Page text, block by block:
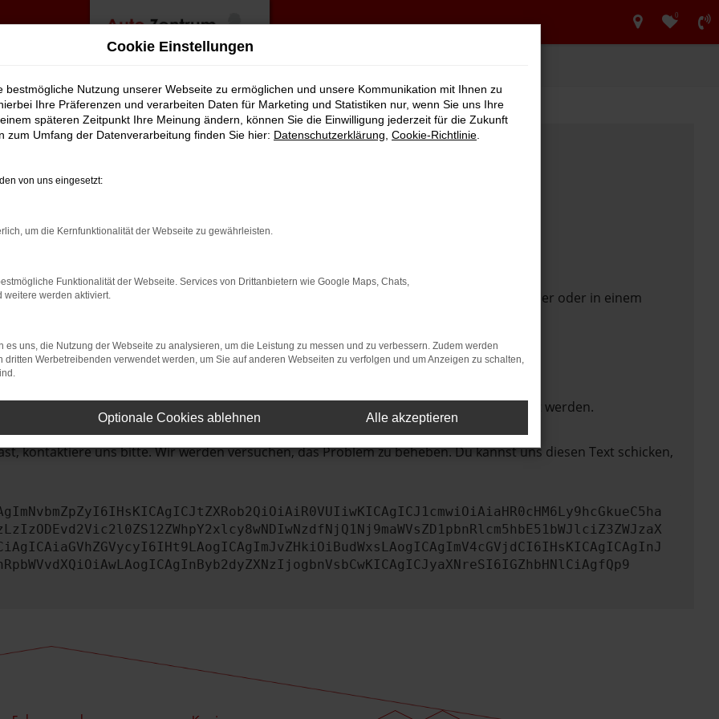
0
das Laden bestimmter Seiten verhindern. Funktioniert die Seite in einem anderen Browser oder in einem
zu beheben.
auf dem neuesten Stand sind.
sondern kann auch dazu führen, dass bestimmte Funktionen nicht mehr unterstützt werden.
kontaktiere uns bitte. Wir werden versuchen, das Problem zu beheben. Du kannst uns diesen Text schicken,
Cookie Einstellungen
bestmögliche Nutzung unserer Webseite zu ermöglichen und unsere Kommunikation mit Ihnen zu
Ihre Präferenzen und verarbeiten Daten für Marketing und Statistiken nur, wenn Sie uns Ihre
späteren Zeitpunkt Ihre Meinung ändern, können Sie die Einwilligung jederzeit für die Zukunft
zum Umfang der Datenverarbeitung finden Sie hier: Datenschutzerklärung Cookie-Richtlinie
von uns eingesetzt:
um die Kernfunktionalität der Webseite zu gewährleisten.
Funktionalität der Webseite. Services von Drittanbietern wie Google Maps, Chats,
weitere werden aktiviert.
es uns, die Nutzung der Webseite zu analysieren, um die Leistung zu messen und zu verbessern. Zudem werden
dritten Werbetreibenden verwendet werden, um Sie auf anderen Webseiten zu verfolgen und um Anzeigen zu schalten,
Optionale Cookies ablehnen Alle akzeptieren